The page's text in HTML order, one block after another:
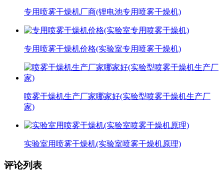
专用喷雾干燥机厂商(锂电池专用喷雾干燥机)
专用喷雾干燥机价格(实验室专用喷雾干燥机)
喷雾干燥机生产厂家哪家好(实验型喷雾干燥机生产厂
家)
实验室用喷雾干燥机(实验室喷雾干燥机原理)
评论列表